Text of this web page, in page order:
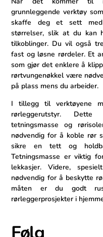
grunnleggende verktøy
skaffe deg et sett med
størrelser, slik at du kan
tilkoblinger. Du vil også
fast​ og løsne rørdeler. Et
som gjør det enklere å
rørtvungenøkkel være
på plass mens ​du arbeider.
I tillegg ⁣til verktøyene
rørleggerutstyr. Dette
tetningsmasse og
nødvendig for å koble rør⁢
sikre en tett og
Tetningsmasse er viktig
lekkasjer. Videre,
nødvendig for å ‍beskytte
måten er du godt
rørleggerprosjekter i